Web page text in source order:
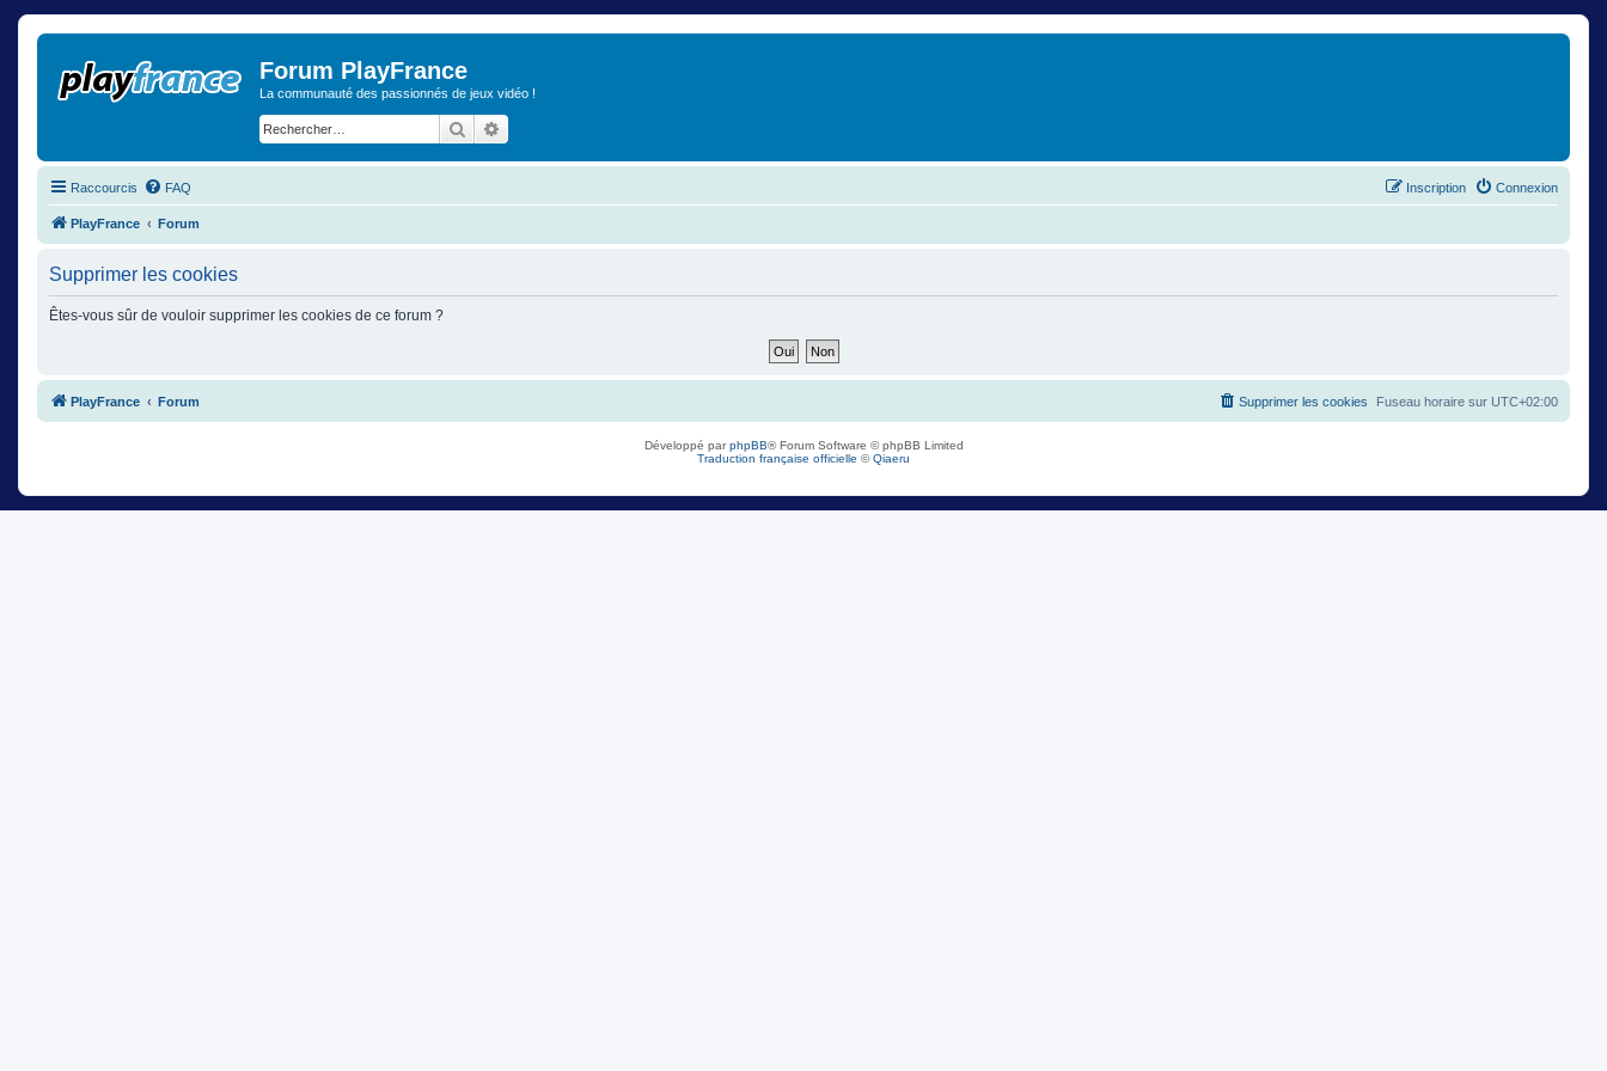
Forum PlayFrance
La communauté des passionnés de jeux vidéo !
Rechercher
Raccourcis FAQ Connexion
Inscription
PlayFrance Forum
Supprimer les cookies
Êtes-vous sûr de vouloir supprimer les cookies de ce forum ?
PlayFrance Forum Fuseau horaire sur UTC+02:00
Supprimer les cookies
Développé parphpBB® Forum Software © phpBB Limited
Traduction française officielle ©Qiaeru